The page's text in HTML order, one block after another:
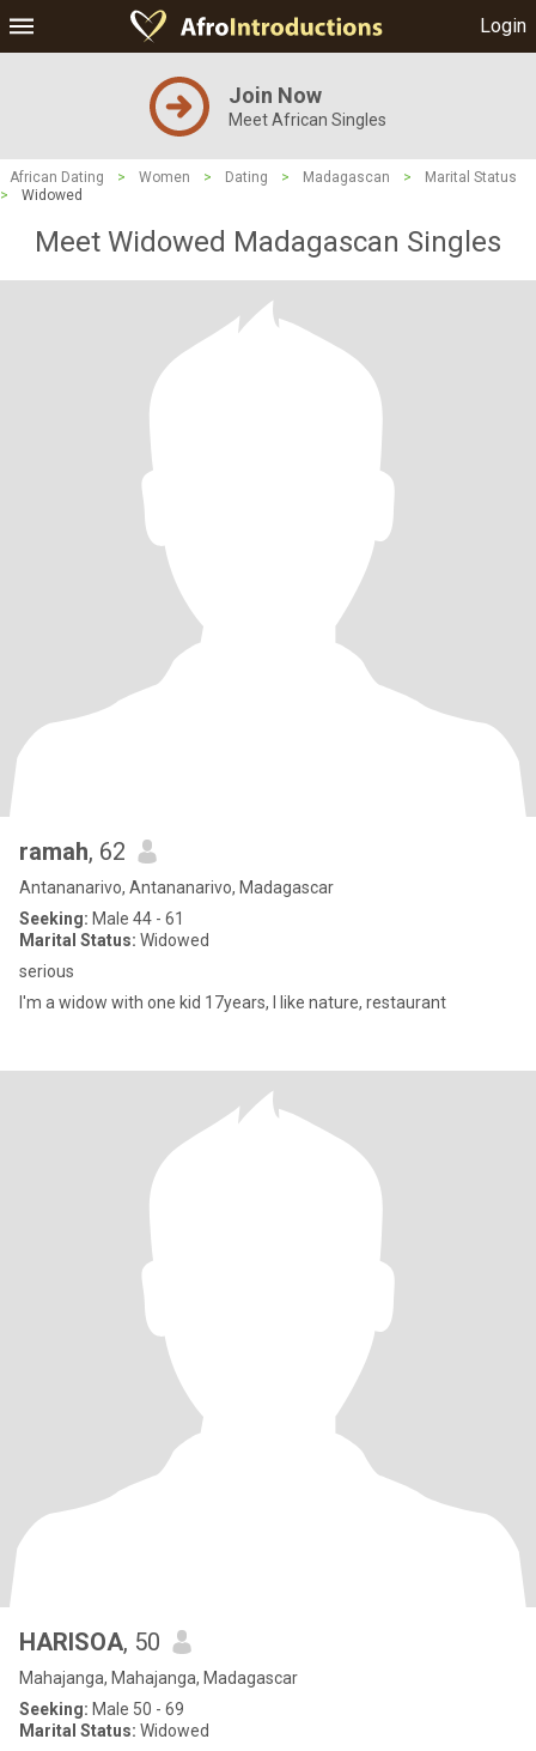
Login
Join Now
Meet African Singles
African Dating > Women > Dating > Madagascan >
Marital Status
>
Widowed
Meet Widowed Madagascan Singles
ramah, 62
Antananarivo, Antananarivo, Madagascar
Seeking: Male 44 - 61
Marital Status: Widowed
serious
I'm a widow with one kid 17years, I like nature, restaurant
HARISOA, 50
Mahajanga, Mahajanga, Madagascar
Seeking: Male 50 - 69
Marital Status: Widowed